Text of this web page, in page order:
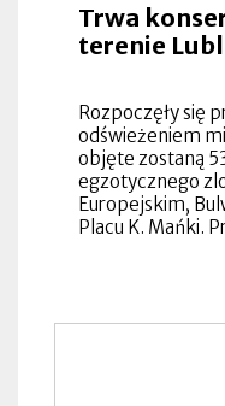
Trwa
terenie
Rozpoczęły się
odświeżeniem
objęte zostaną
egzotycznego
Europejskim,
Placu K. Mańki.